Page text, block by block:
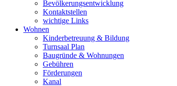
Bevölkerungsentwicklung
Kontaktstellen
wichtige Links
Wohnen
Kinderbetreuung & Bildung
Turnsaal Plan
Baugründe & Wohnungen
Gebühren
Förderungen
Kanal